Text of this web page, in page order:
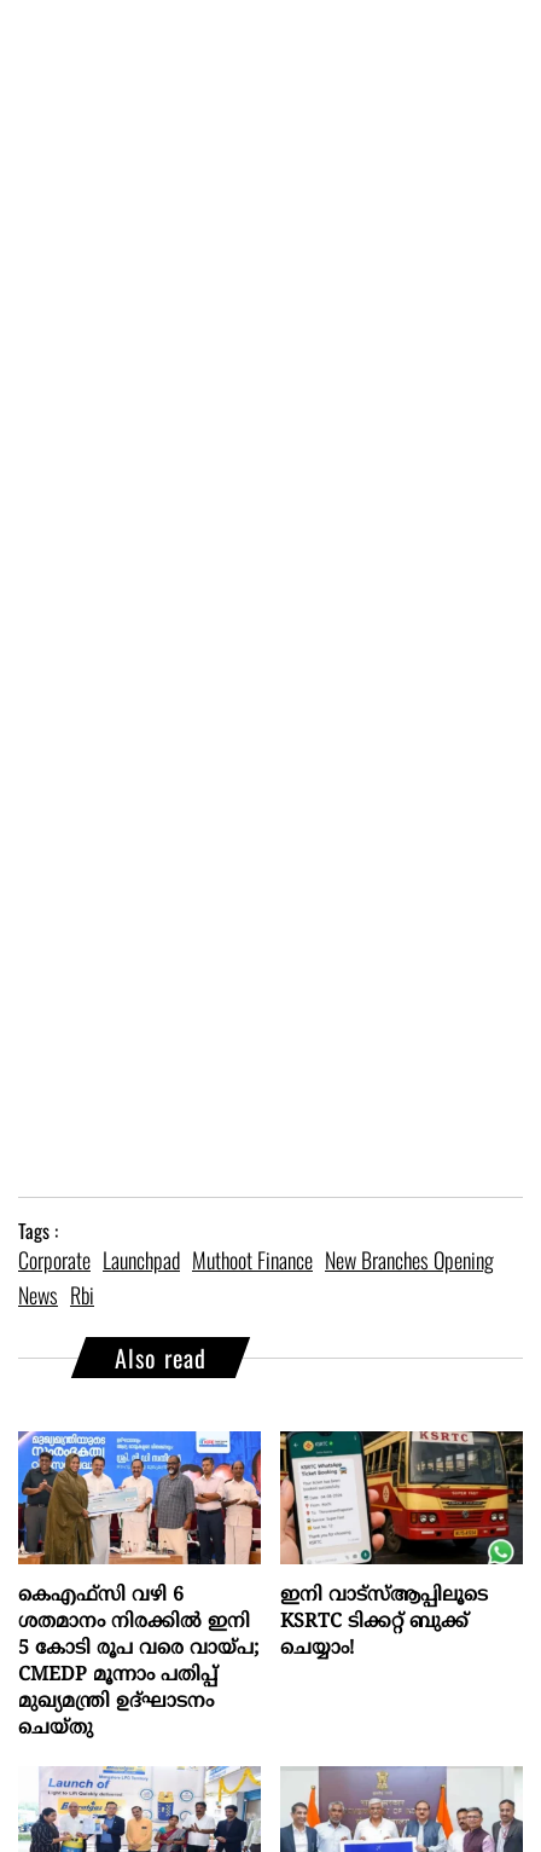
Tags :
Corporate Launchpad Muthoot Finance New Branches Opening
News Rbi
Also read
കെഎഫ്സി വഴി 6
ശതമാനം നിരക്കിൽ ഇനി
5 കോടി രൂപ വരെ വായ്പ;
CMEDP മൂന്നാം പതിപ്പ്
മുഖ്യമന്ത്രി ഉദ്ഘാടനം
ചെയ്തു
ഇനി വാട്‌സ്ആപ്പിലൂടെ
KSRTC ടിക്കറ്റ് ബുക്ക്
ചെയ്യാം!